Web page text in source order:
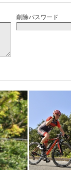
削除パスワード